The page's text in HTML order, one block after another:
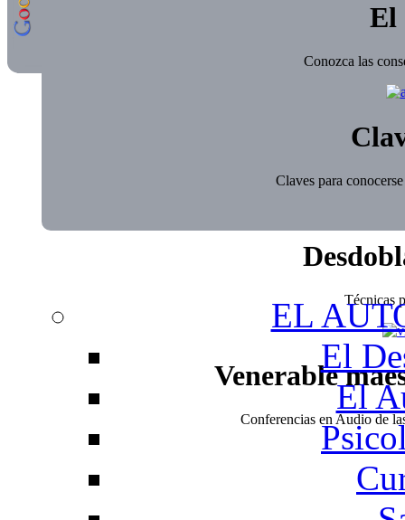
El
Conozca las
Claves para
Técnicas
Venerable
Conferencias en Audio de
EL
El
El